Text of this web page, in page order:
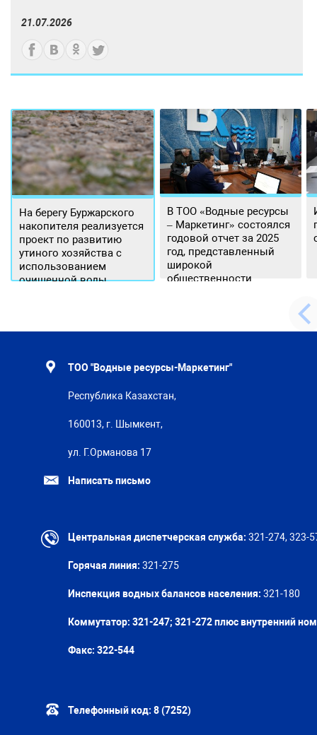
21.07.2026
На берегу Буржарского
накопителя реализуется
проект по развитию
утиного хозяйства с
использованием
очищенной воды
В ТОО «Водные ресурсы
– Маркетинг» состоялся
годовой отчет за 2025
год, представленный
широкой
общественности.
ТОО "Водные ресурсы-Маркетинг"
Республика Казахстан,
160013, г. Шымкент,
ул. Г.Орманова 17
Написать письмо
Центральная диспетчерская служба: 321-274, 323-
Горячая линия: 321-275
Инспекция водных балансов населения: 321-180
Коммутатор: 321-247; 321-272 плюс внутренний
Факс: 322-544
Телефонный код: 8 (7252)